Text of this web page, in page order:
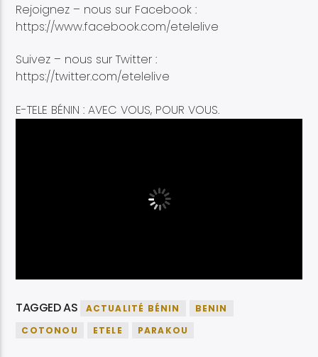
Rejoignez – nous sur Facebook :
https://www.facebook.com/etelelive
Suivez – nous sur Twitter :
https://twitter.com/etelelive
E-TELE BÉNIN : AVEC VOUS, POUR VOUS.
TAGGED AS ACTUALITÉ BÉNIN
BENIN
COTONOU
ETELE PARAKOU